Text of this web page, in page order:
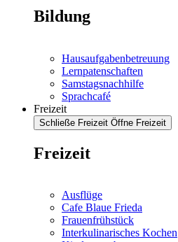
Bildung
Hausaufgabenbetreuung
Lernpatenschaften
Samstagsnachhilfe
Sprachcafé
Freizeit
Schließe Freizeit Öffne Freizeit
Freizeit
Ausflüge
Cafe Blaue Frieda
Frauenfrühstück
Interkulinarisches Kochen